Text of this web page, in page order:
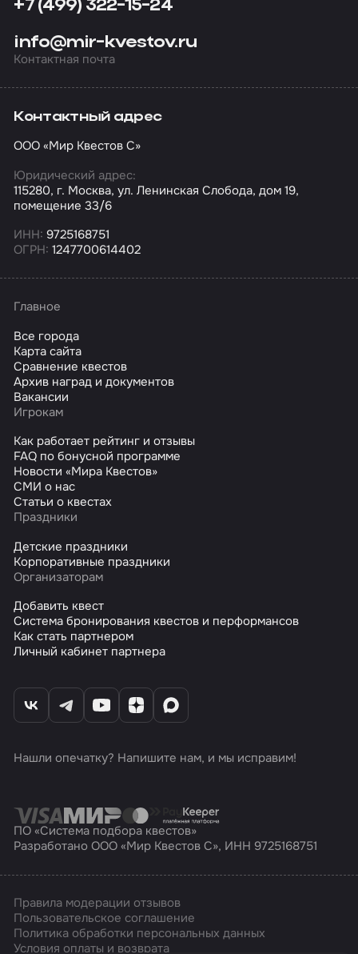
+7 (499) 322-15-24
info@mir-kvestov.ru
Контактная почта
Контактный адрес
ООО «Мир Квестов С»
Юридический адрес:
115280, г. Москва, ул. Ленинская Слобода, дом 19,
помещение 33/6
ИНН: 9725168751
ОГРН: 1247700614402
Главное
Все города
Карта сайта
Сравнение квестов
Архив наград и документов
Вакансии
Игрокам
Как работает рейтинг и отзывы
FAQ по бонусной программе
Новости «Мира Квестов»
СМИ о нас
Статьи о квестах
Праздники
Детские праздники
Корпоративные праздники
Организаторам
Добавить квест
Система бронирования квестов и перформансов
Как стать партнером
Личный кабинет партнера
Нашли опечатку? Напишите нам, и мы исправим!
ПО «Система подбора квестов»
Разработано ООО «Мир Квестов С», ИНН 9725168751
Правила модерации отзывов
Пользовательское соглашение
Политика обработки персональных данных
Условия оплаты и возврата